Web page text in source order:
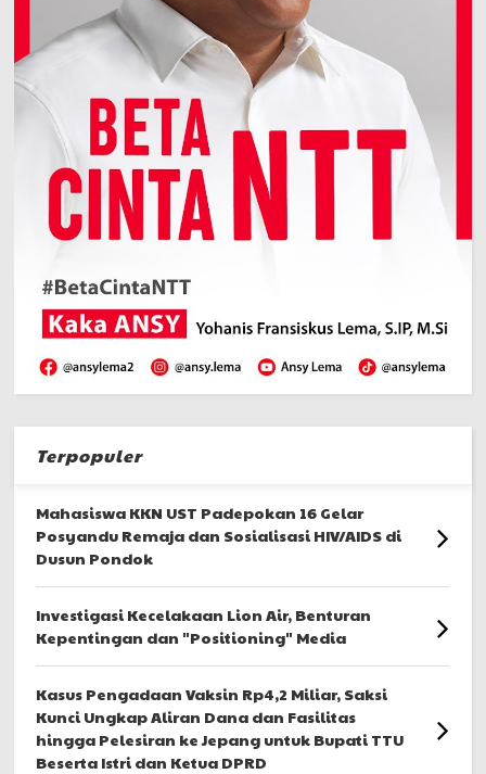
Terpopuler
Mahasiswa KKN UST Padepokan 16 Gelar
Posyandu Remaja dan Sosialisasi HIV/AIDS di
Dusun Pondok
Investigasi Kecelakaan Lion Air, Benturan
Kepentingan dan "Positioning" Media
Kasus Pengadaan Vaksin Rp4,2 Miliar, Saksi
Kunci Ungkap Aliran Dana dan Fasilitas
hingga Pelesiran ke Jepang untuk Bupati TTU
Beserta Istri dan Ketua DPRD